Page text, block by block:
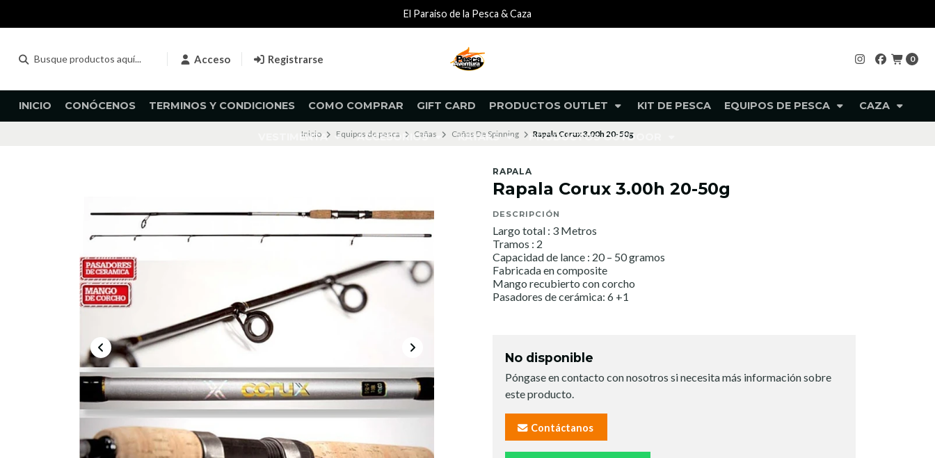
Acceso Registrarse 0
INICIO CONÓCENOS TERMINOS Y CONDICIONES COMO COMPRAR GIFT CARD PRODUCTOS OUTLET KIT DE PESCA EQUIPOS DE PESCA CAZA
VESTIMENTA ACCESORIOS KAYAKS PRODUCTOS OUTDOOR
El Paraiso de la Pesca & Caza
Inicio Equipos de pesca Cañas Cañas De Spinning Rapala Corux 3.00h 20-50g
RAPALA
Rapala Corux 3.00h 20-50g
DESCRIPCIÓN
Largo total : 3 Metros
Tramos : 2
Capacidad de lance : 20 – 50 gramos
Fabricada en composite
Mango recubierto con corcho
Pasadores de cerámica: 6 +1
No disponible
Póngase en contacto con nosotros si necesita más información sobre
este producto.
Contáctanos